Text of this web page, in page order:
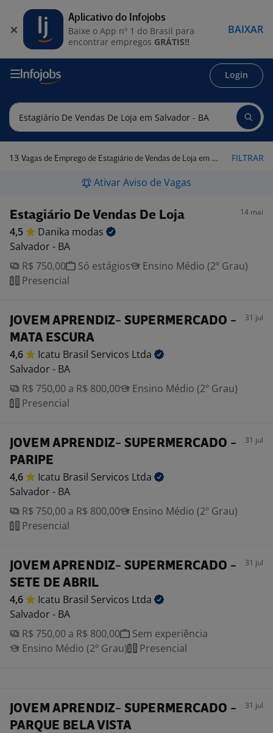
Login
13 Vagas de Emprego de Estagiário de Vendas de Loja em Salvador - BA FILTRAR
Ativar Aviso de Vagas
Estagiário De Vendas De Loja 14 mai
4,5 Danika modas
Salvador - BA
R$ 750,00
Só estágios
Ensino Médio (2º Grau)
Presencial
JOVEM APRENDIZ- SUPERMERCADO -
MATA ESCURA
31 jul
4,6 Icatu Brasil Servicos Ltda
Salvador - BA
R$ 750,00 a R$ 800,00
Ensino Médio (2º Grau)
Presencial
JOVEM APRENDIZ- SUPERMERCADO -
PARIPE
31 jul
4,6 Icatu Brasil Servicos Ltda
Salvador - BA
R$ 750,00 a R$ 800,00
Ensino Médio (2º Grau)
Presencial
JOVEM APRENDIZ- SUPERMERCADO -
SETE DE ABRIL
31 jul
4,6 Icatu Brasil Servicos Ltda
Salvador - BA
R$ 750,00 a R$ 800,00
Sem experiência
Ensino Médio (2º Grau)
Presencial
JOVEM APRENDIZ- SUPERMERCADO -
PARQUE BELA VISTA
31 jul
Aplicativo do Infojobs
Baixe o App nº 1 do Brasil para
encontrar empregos GRÁTIS!!
BAIXAR